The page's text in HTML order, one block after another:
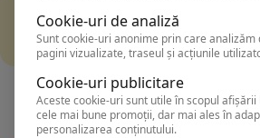
Incearca sa folosesti o cautarea
alte fitre.
Cookie-uri de analiză
Sunt cookie-uri anonime prin care analizăm
pagini vizualizate, traseul și acțiunile
Cookie-uri publicitare
Aceste cookie-uri sunt utile în scopul
cele mai bune promoții, dar mai ales în
personalizarea conținutului.